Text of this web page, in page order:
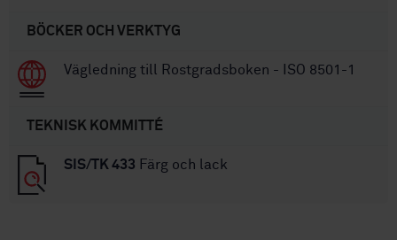
BÖCKER OCH VERKTYG
Vägledning till Rostgradsboken - ISO 8501-1
TEKNISK KOMMITTÉ
SIS/TK 433 Färg och lack